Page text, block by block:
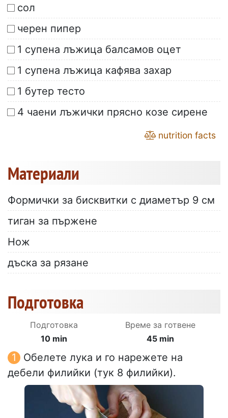
сол
черен пипер
1 супена лъжица балсамов оцет
1 супена лъжица кафява захар
1 бутер тесто
4 чаени лъжички прясно козе сирене
nutrition facts
Материали
Формички за бисквитки с диаметър 9 см
тиган за пържене
Нож
дъска за рязане
Подготовка
Подготовка
10 min
Време за готвене
45 min
Обелете лука и го нарежете на
дебели филийки (тук 8 филийки).